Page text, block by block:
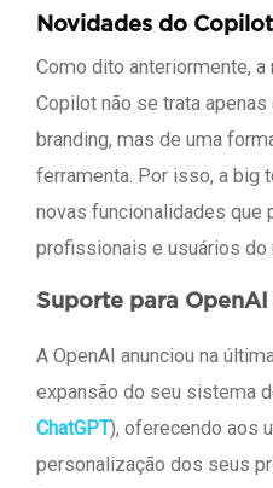
Novidades do Copilot
Como dito anteriormente, a
Copilot não se trata
branding, mas de uma
ferramenta. Por isso, a big
novas funcionalidades que
profissionais e usuários do
Suporte para OpenAI
A OpenAI anunciou na
expansão do seu sistema
ChatGPT), oferecendo aos
personalização dos seus